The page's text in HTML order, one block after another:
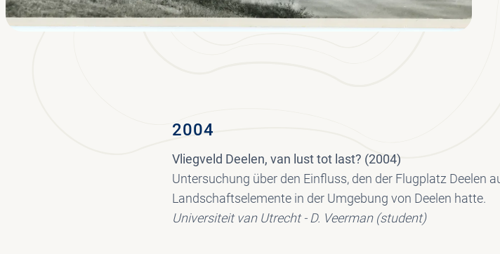
2004
Vliegveld Deelen, van lust tot last? (2004)
Untersuchung über den Einfluss, den der Flugplatz Deelen
Landschaftselemente in der Umgebung von Deelen hatte.
Universiteit van Utrecht - D. Veerman (student)